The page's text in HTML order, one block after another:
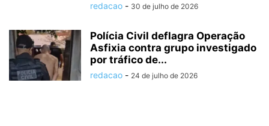
redacao - 30 de julho de 2026
Polícia Civil deflagra Operação
Asfixia contra grupo investigado
por tráfico de...
redacao - 24 de julho de 2026